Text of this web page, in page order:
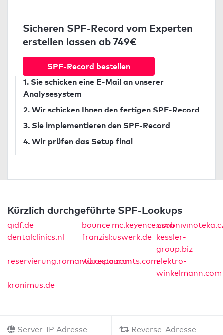
Sicheren SPF-Record vom Experten
erstellen lassen ab 749€
SPF-Record bestellen
1. Sie schicken eine E-Mail an unserer
Analysesystem
2. Wir schicken Ihnen den fertigen SPF-Record
3. Sie implementieren den SPF-Record
4. Wir prüfen das Setup final
Kürzlich durchgeführte SPF-Lookups
qidf.de bounce.mc.keyence.com
dentalclinics.nl
franziskuswerk.de kessler-
group.biz
reservierung.romantikrestaurants.com
wz.axpo.com
elektro-
winkelmann.com
kronimus.de
Server-IP Adresse Reverse-Adresse